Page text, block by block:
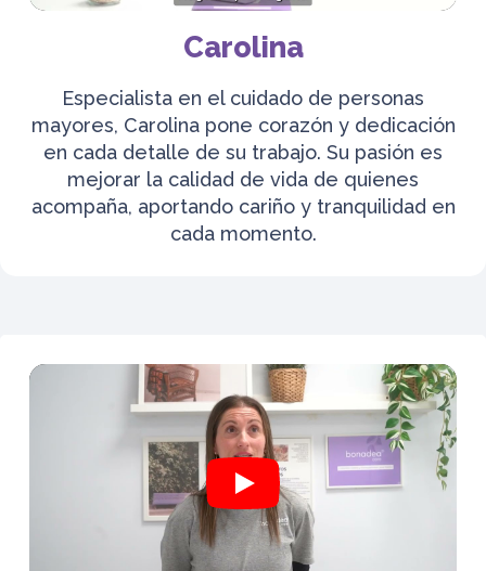
Carolina
Especialista en el cuidado de personas
mayores, Carolina pone corazón y dedicación
en cada detalle de su trabajo. Su pasión es
mejorar la calidad de vida de quienes
acompaña, aportando cariño y tranquilidad en
cada momento.